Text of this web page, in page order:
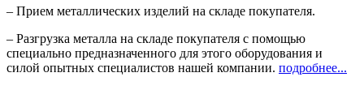
– Прием металлических изделий на складе покупателя.
– Разгрузка металла на складе покупателя с помощью
специально предназначенного для этого оборудования и
силой опытных специалистов нашей компании. подробнее...